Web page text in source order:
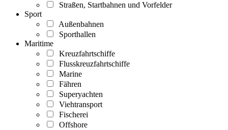
Straßen, Startbahnen und Vorfelder
Sport
Außenbahnen
Sporthallen
Maritime
Kreuzfahrtschiffe
Flusskreuzfahrtschiffe
Marine
Fähren
Superyachten
Viehtransport
Fischerei
Offshore